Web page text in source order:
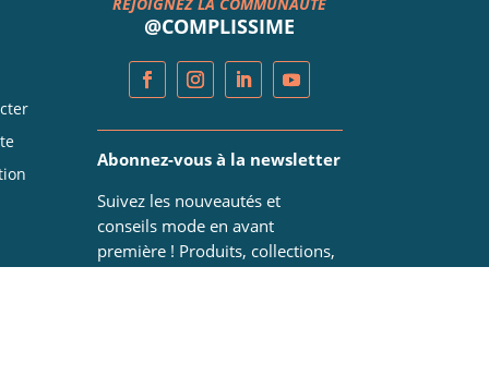
@COMPLISSIME
Abonnez-vous à la newsletter
Suivez les nouveautés et
conseils mode en avant
première ! Produits, collections,